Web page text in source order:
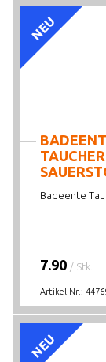
NEU
Badeente
7.90 / Stk.
Artikel-Nr.:
NEU